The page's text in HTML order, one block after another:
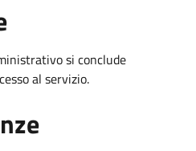
si conclude
al servizio.